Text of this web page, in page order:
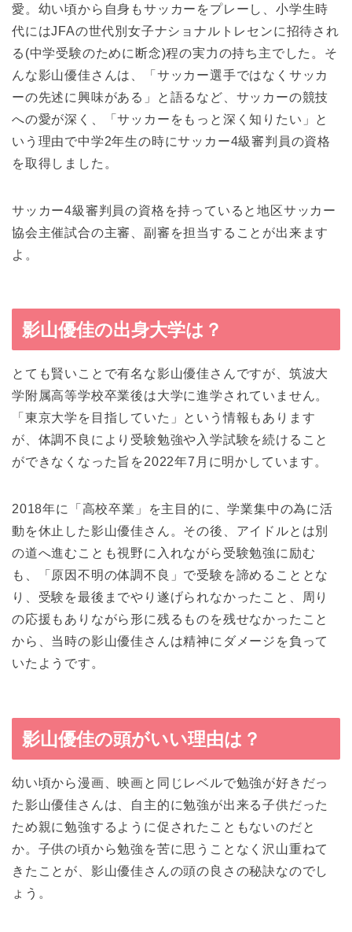
愛。幼い頃から自身もサッカーをプレーし、小学生時
代にはJFAの世代別女子ナショナルトレセンに招待され
る(中学受験のために断念)程の実力の持ち主でした。そ
んな影山優佳さんは、「サッカー選手ではなくサッカ
ーの先述に興味がある」と語るなど、サッカーの競技
への愛が深く、「サッカーをもっと深く知りたい」と
いう理由で中学2年生の時にサッカー4級審判員の資格
を取得しました。
サッカー4級審判員の資格を持っていると地区サッカー
協会主催試合の主審、副審を担当することが出来ます
よ。
影山優佳の出身大学は？
とても賢いことで有名な影山優佳さんですが、筑波大
学附属高等学校卒業後は大学に進学されていません。
「東京大学を目指していた」という情報もあります
が、体調不良により受験勉強や入学試験を続けること
ができなくなった旨を2022年7月に明かしています。
2018年に「高校卒業」を主目的に、学業集中の為に活
動を休止した影山優佳さん。その後、アイドルとは別
の道へ進むことも視野に入れながら受験勉強に励む
も、「原因不明の体調不良」で受験を諦めることとな
り、受験を最後までやり遂げられなかったこと、周り
の応援もありながら形に残るものを残せなかったこと
から、当時の影山優佳さんは精神にダメージを負って
いたようです。
影山優佳の頭がいい理由は？
幼い頃から漫画、映画と同じレベルで勉強が好きだっ
た影山優佳さんは、自主的に勉強が出来る子供だった
ため親に勉強するように促されたこともないのだと
か。子供の頃から勉強を苦に思うことなく沢山重ねて
きたことが、影山優佳さんの頭の良さの秘訣なのでし
ょう。